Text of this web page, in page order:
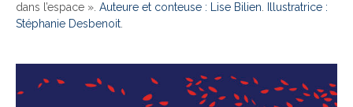
dans l’espace ». Auteure et conteuse : Lise Bilien. Illustratrice :
Stéphanie Desbenoit.